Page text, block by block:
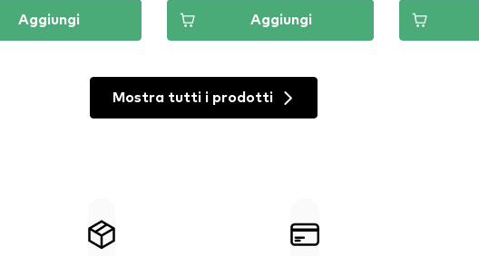
Aggiungi Aggiungi
Mostra tutti i prodotti